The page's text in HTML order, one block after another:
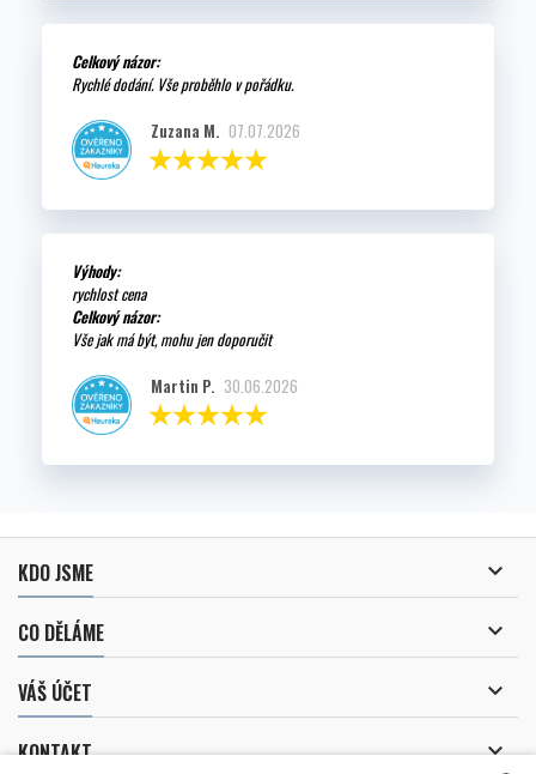
Celkový názor:
Rychlé dodání. Vše proběhlo v pořádku.
Zuzana M. 07.07.2026
Výhody:
rychlost cena
Celkový názor:
Vše jak má být, mohu jen doporučit
Martin P. 30.06.2026
KDO JSME 
CO DĚLÁME 
VÁŠ ÚČET 
KONTAKT 